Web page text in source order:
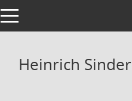
Toggle navigation
Heinrich Sinder